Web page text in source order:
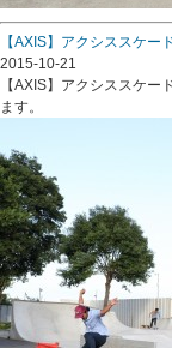
【AXIS】アクシススケ
2015-10-21
【AXIS】アクシススケ
ます。